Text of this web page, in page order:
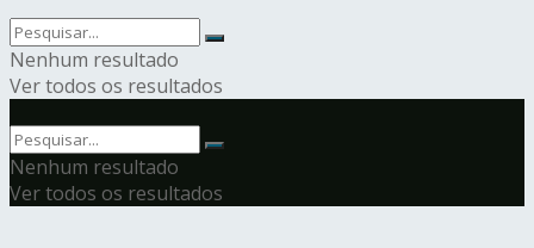
Nenhum resultado
Ver todos os resultados
Nenhum resultado
Ver todos os resultados